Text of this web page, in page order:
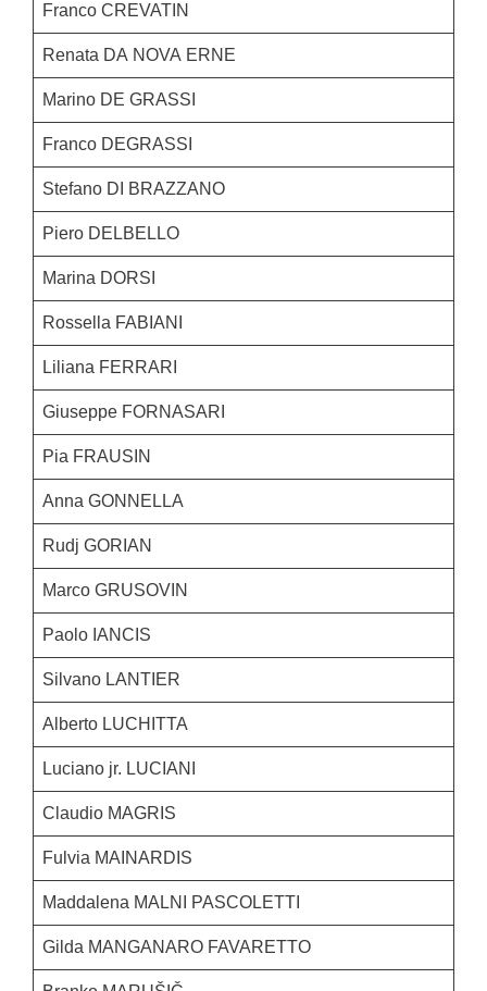
Franco CREVATIN
Renata DA NOVA ERNE
Marino DE GRASSI
Franco DEGRASSI
Stefano DI BRAZZANO
Piero DELBELLO
Marina DORSI
Rossella FABIANI
Liliana FERRARI
Giuseppe FORNASARI
Pia FRAUSIN
Anna GONNELLA
Rudj GORIAN
Marco GRUSOVIN
Paolo IANCIS
Silvano LANTIER
Alberto LUCHITTA
Luciano jr. LUCIANI
Claudio MAGRIS
Fulvia MAINARDIS
Maddalena MALNI PASCOLETTI
Gilda MANGANARO FAVARETTO